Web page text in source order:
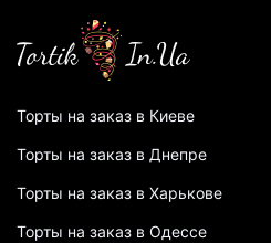
Торты на заказ в Киеве
Торты на заказ в Днепре
Торты на заказ в Харькове
Торты на заказ в Одессе